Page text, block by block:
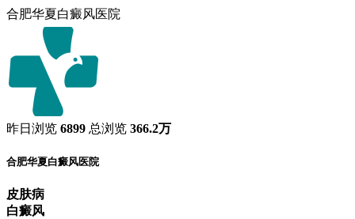
合肥华夏白癜风医院
昨日浏览 6899 总浏览 366.2万
合肥华夏白癜风医院
皮肤病
白癜风